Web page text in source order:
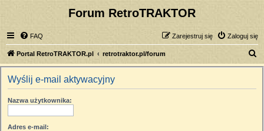
Forum RetroTRAKTOR
FAQ Zaloguj się
Zarejestruj się
Portal RetroTRAKTOR.pl retrotraktor.pl/forum
z
Wyślij e-mail aktywacyjny
Nazwa użytkownika:
Adres e-mail: